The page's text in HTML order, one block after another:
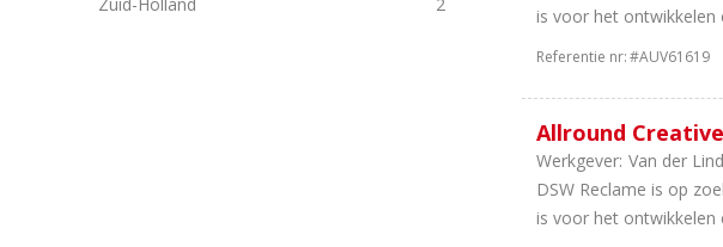
is voor het ontwikkelen
Referentie nr:#AUV61619
Allround
Werkgever: Van der
DSW Reclame is op
is voor het ontwikkelen